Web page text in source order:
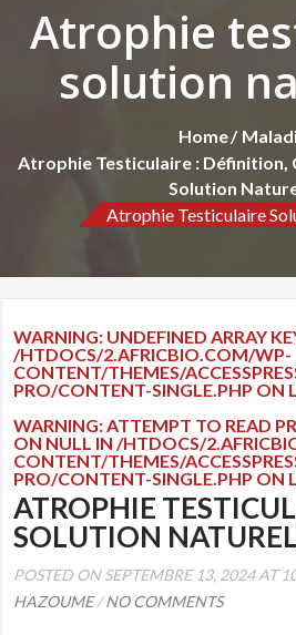
Atrophie
solution
Home
Atrophie Testiculaire : Définition,
Solution
Atrophie Testiculaire
WARNING: UNDEFINED ARRAY
/HTDOCS/2.AFRICBIO.COM/WP-
CONTENT/THEMES/
PRO/CONTENT-SINGLE.PHP ON
WARNING: ATTEMPT TO READ
ON NULL IN/HTDOCS/
CONTENT/THEMES/
PRO/CONTENT-SINGLE.PHP ON
ATROPHIE
SOLUTION
POSTED ON SEPTEMBRE 13, 2024 AT
HAZOUME/NO COMMENTS